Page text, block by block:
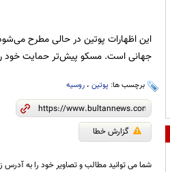
این اظهارات پوتین در حالی مطرح
جهانی است. مسکو پیش‌تر حمایت خود را
برچسب ها: پوتین، روسیه
گزارش خطا
شما می توانید مطالب و تصاویر خود را به آدرس